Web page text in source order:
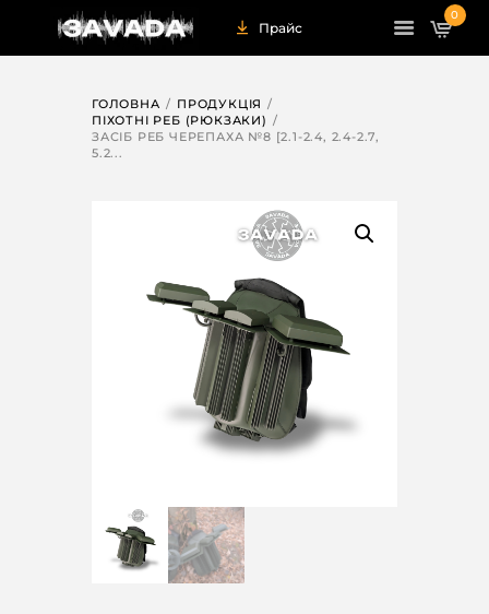
0
Прайс
ГОЛОВНА
ПРОДУКЦІЯ
ПІХОТНІ РЕБ (РЮКЗАКИ)
ЗАСІБ РЕБ ЧЕРЕПАХА №8 [2.1-2.4, 2.4-2.7,
5.2...